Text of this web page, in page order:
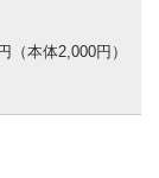
（本体2,000円）